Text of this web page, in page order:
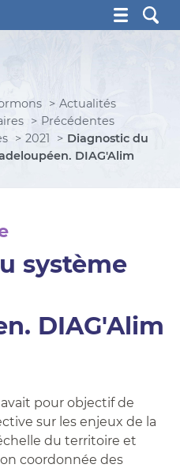
Saint-Martin, Saint
Actualités
Précédentes
2021
Diagnostic du
DIAG'Alim
système
DIAG'Alim
avait pour objectif de
sur les enjeux de la
du territoire et
coordonnée des